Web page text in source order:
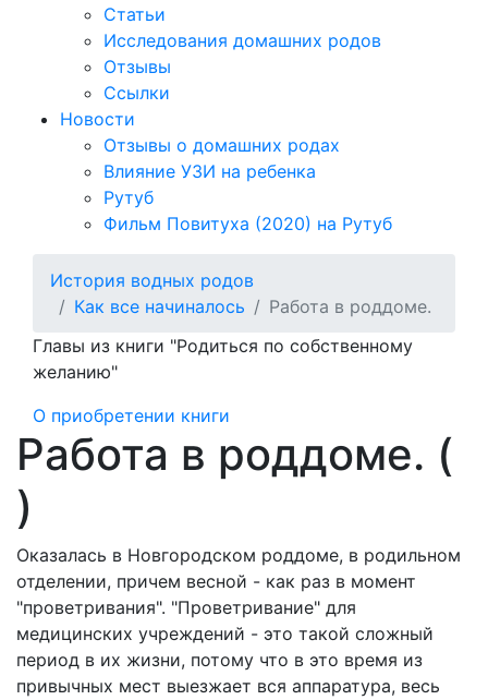
Статьи
Исследования домашних родов
Отзывы
Ссылки
Новости
Отзывы о домашних родах
Влияние УЗИ на ребенка
Рутуб
Фильм Повитуха (2020) на Рутуб
История водных родов
Как все начиналось
Работа в роддоме.
Главы из книги "Родиться по собственному
желанию"
О приобретении книги
Работа в роддоме. (
)
Оказалась в Новгородском роддоме, в родильном
отделении, причем весной - как раз в момент
"проветривания". "Проветривание" для
медицинских учреждений - это такой сложный
период в их жизни, потому что в это время из
привычных мест выезжает вся аппаратура, весь